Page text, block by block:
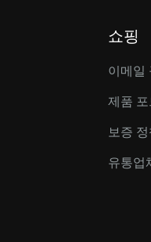
쇼핑
이메일
제품
보증 정
유통업